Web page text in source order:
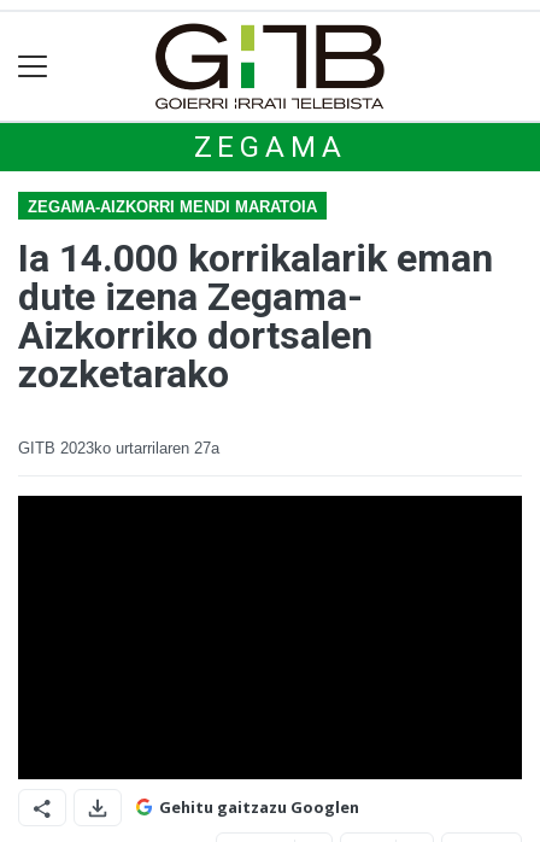
ZEGAMA
ZEGAMA-AIZKORRI MENDI MARATOIA
Ia 14.000 korrikalarik eman
dute izena Zegama-
Aizkorriko dortsalen
zozketarako
GITB 2023ko urtarrilaren 27a
Gehitu gaitzazu Googlen